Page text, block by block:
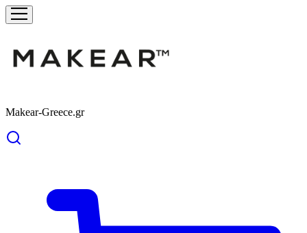
Makear-Greece.gr